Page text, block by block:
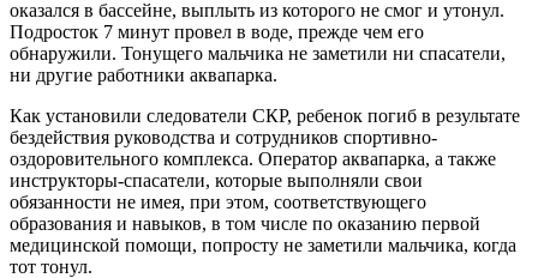
оказался в бассейне, выплыть из которого не смог и утонул.
Подросток 7 минут провел в воде, прежде чем его
обнаружили. Тонущего мальчика не заметили ни спасатели,
ни другие работники аквапарка.
Как установили следователи СКР, ребенок погиб в результате
бездействия руководства и сотрудников спортивно-
оздоровительного комплекса. Оператор аквапарка, а также
инструкторы-спасатели, которые выполняли свои
обязанности не имея, при этом, соответствующего
образования и навыков, в том числе по оказанию первой
медицинской помощи, попросту не заметили мальчика, когда
тот тонул.